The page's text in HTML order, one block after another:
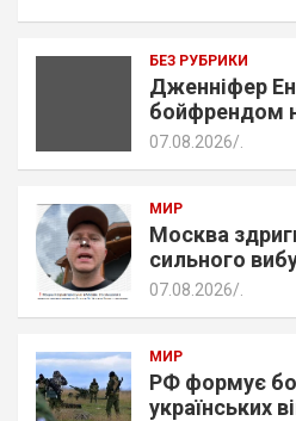
БЕЗ РУБРИКИ
Дженніфер
бойфрендом
07.08.2026
МИР
Москва
сильного
07.08.2026
МИР
РФ формує
українських